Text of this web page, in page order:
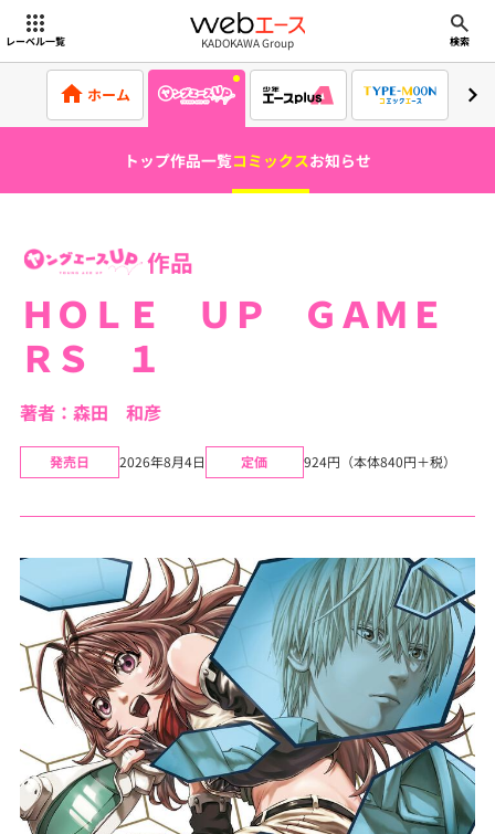
レーベル一覧 webエース
KADOKAWA Group 検索
ホーム
トップ作品一覧コミックスお知らせ
作品
ＨＯＬＥ ＵＰ ＧＡＭＥ
ＲＳ １
著者：森田 和彦
発売日 2026年8月4日 定価 924円（本体840円＋税）